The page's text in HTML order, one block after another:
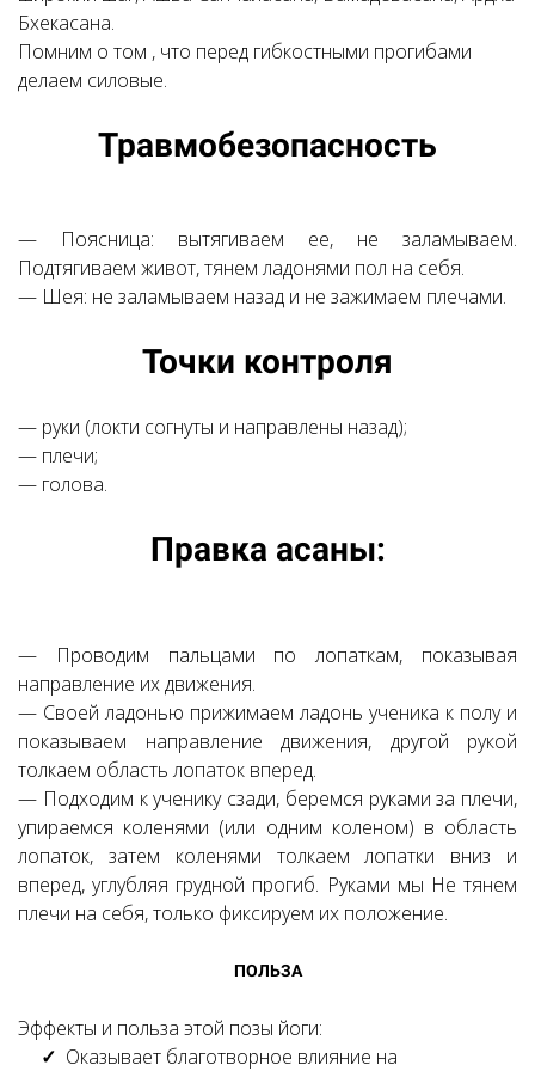
Бхекасана.
Помним о том , что перед гибкостными прогибами
делаем силовые.
Ссылка на это место страницы:#4
Травмобезопасность
— Поясница: вытягиваем ee, не заламываем.
Подтягиваем живот, тянем ладонями пол на себя.
— Шея: не заламываем назад и не зажимаем плечами.
Ссылка на это место страницы:#5
Точки контроля
— руки (локти согнуты и направлены назад);
— плечи;
— голова.
Ссылка на это место страницы:#6
Правка асаны:
— Проводим пальцами по лопаткам, показывая
направление их движения.
— Своей ладонью прижимаем ладонь ученика к полу и
показываем направление движения, другой рукой
толкаем область лопаток вперед.
— Подходим к ученику сзади, беремся руками за плечи,
упираемся коленями (или одним коленом) в область
лопаток, затем коленями толкаем лопатки вниз и
вперед, углубляя грудной прогиб. Руками мы He тянем
плечи на себя, только фиксируем их положение.
Ссылка на это место страницы:#7
ПОЛЬЗА
Эффекты и польза этой позы йоги:
Оказывает благотворное влияние на